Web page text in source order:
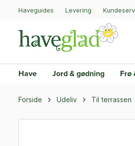
Haveguides Levering
Have Jord & gødning Frø
Forside Udeliv Til terrassen